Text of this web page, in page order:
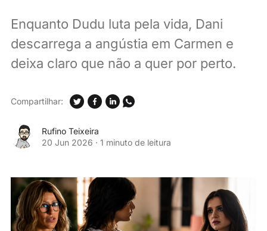
Enquanto Dudu luta pela vida, Dani
descarrega a angústia em Carmen e
deixa claro que não a quer por perto.
Rufino Teixeira
20 Jun 2026 · 1 minuto de leitura
Compartilhar: